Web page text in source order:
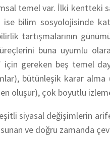
temel var. İlki kentteki
bilim sosyolojisinde
tartışmalarının
buna uyumlu
için gereken beş temel
bütünleşik karar
oluşur), çok boyutlu
siyasal değişimlerin
ve doğru zamanda